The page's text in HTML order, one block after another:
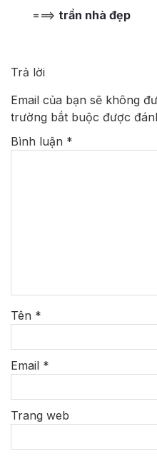
===> trần nhà đẹp
Trả lời
Email của bạn sẽ không
trường bắt buộc được
Bình luận *
Tên *
Email *
Trang web